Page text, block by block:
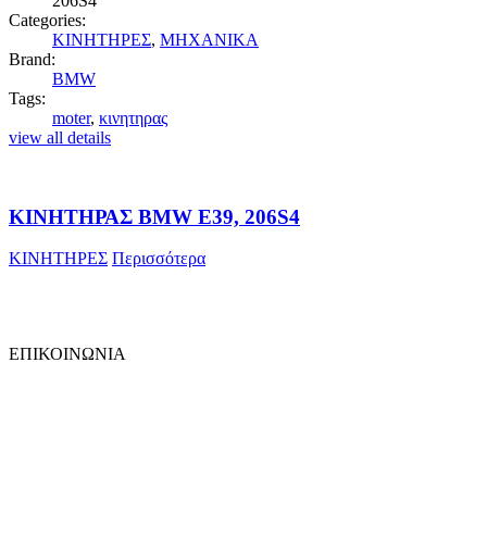
Categories:
ΚΙΝΗΤΗΡΕΣ, ΜΗΧΑΝΙΚΑ
Brand:
BMW
Tags:
moter, κινητηρας
view all details
ΚΙΝΗΤΗΡΑΣ BMW E39, 206S4
ΚΙΝΗΤΗΡΕΣ Περισσότερα
ΕΠΙΚΟΙΝΩΝΙΑ